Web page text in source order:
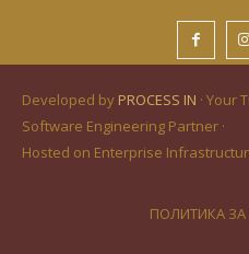
Developed by PROCESS IN · Your
Software Engineering Partner ·
Hosted on Enterprise
ПОЛИТИКА